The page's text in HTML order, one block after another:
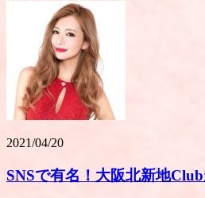
2021/04/20
SNSで有名！大阪北新地